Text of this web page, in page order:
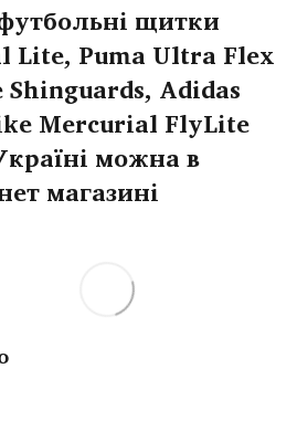
щитки
Lite, Puma Ultra Flex
Adidas
Mercurial FlyLite
можна в
магазині